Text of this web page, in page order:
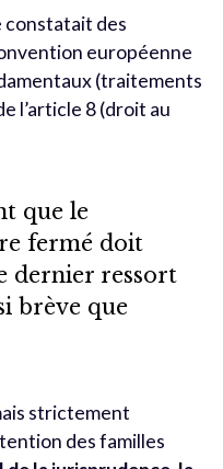
constatait des
européenne
(traitements
l’article 8 (droit au
que le
fermé doit
dernier ressort
brève que
strictement
des familles